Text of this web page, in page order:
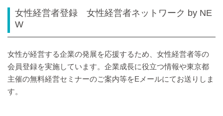
女性経営者登録 女性経営者ネットワーク by NE
W
女性が経営する企業の発展を応援するため、女性経営者等の
会員登録を実施しています。企業成長に役立つ情報や東京都
主催の無料経営セミナーのご案内等をEメールにてお送りしま
す。